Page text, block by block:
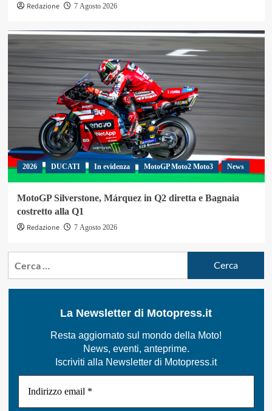
Redazione
7 Agosto 2026
2026 DUCATI In evidenza MotoGP Moto2 Moto3 News
MotoGP Silverstone, Márquez in Q2 diretta e Bagnaia
costretto alla Q1
Redazione
7 Agosto 2026
La Newsletter di Motopress.it
Resta aggiornato sul mondo della Moto!
News, eventi, anteprime.
Iscriviti alla Newsletter di Motopress.it